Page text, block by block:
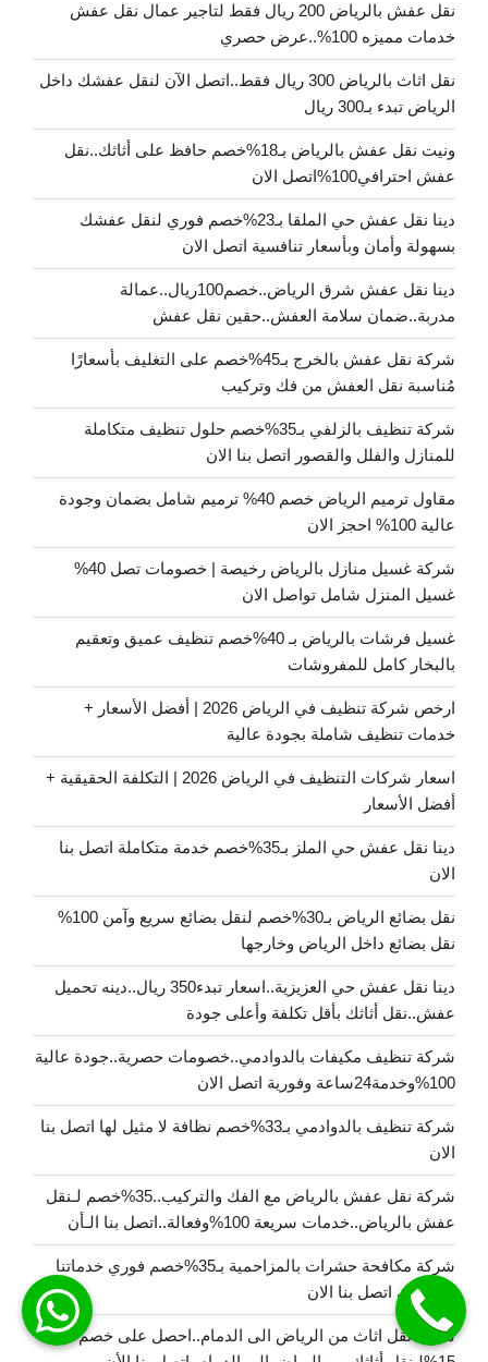
نقل عفش بالرياض 200 ريال فقط لتاجير عمال نقل عفش
خدمات مميزه 100%..عرض حصري
نقل اثاث بالرياض 300 ريال فقط..اتصل الآن لنقل عفشك داخل
الرياض تبدء بـ300 ريال
ونيت نقل عفش بالرياض بـ18%خصم حافظ على أثاثك..نقل
عفش احترافي100%اتصل الان
دينا نقل عفش حي الملقا بـ23%خصم فوري لنقل عفشك
بسهولة وأمان وبأسعار تنافسية اتصل الان
دينا نقل عفش شرق الرياض..خصم100ريال..عمالة
مدربة..ضمان سلامة العفش..حقين نقل عفش
شركة نقل عفش بالخرج بـ45%خصم على التغليف بأسعارًا
مُناسبة نقل العفش من فك وتركيب
شركة تنظيف بالزلفي بـ35%خصم حلول تنظيف متكاملة
للمنازل والفلل والقصور اتصل بنا الان
مقاول ترميم الرياض خصم 40% ترميم شامل بضمان وجودة
عالية 100% احجز الان
شركة غسيل منازل بالرياض رخيصة | خصومات تصل 40%
غسيل المنزل شامل تواصل الان
غسيل فرشات بالرياض بـ 40%خصم تنظيف عميق وتعقيم
بالبخار كامل للمفروشات
ارخص شركة تنظيف في الرياض 2026 | أفضل الأسعار +
خدمات تنظيف شاملة بجودة عالية
اسعار شركات التنظيف في الرياض 2026 | التكلفة الحقيقية +
أفضل الأسعار
دينا نقل عفش حي الملز بـ35%خصم خدمة متكاملة اتصل بنا
الان
نقل بضائع الرياض بـ30%خصم لنقل بضائع سريع وآمن 100%
نقل بضائع داخل الرياض وخارجها
دينا نقل عفش حي العزيزية..اسعار تبدء350 ريال..دينه تحميل
عفش..نقل أثاثك بأقل تكلفة وأعلى جودة
شركة تنظيف مكيفات بالدوادمي..خصومات حصرية..جودة عالية
100%وخدمة24ساعة وفورية اتصل الان
شركة تنظيف بالدوادمي بـ33%خصم نظافة لا مثيل لها اتصل بنا
الان
شركة نقل عفش بالرياض مع الفك والتركيب..35%خصم لـنقل
عفش بالرياض..خدمات سريعة 100%وفعالة..اتصل بنا الـأن
شركة مكافحة حشرات بالمزاحمية بـ35%خصم فوري خدماتنا
بانتظارك اتصل بنا الان
شركة نقل اثاث من الرياض الى الدمام..احصل على خصم